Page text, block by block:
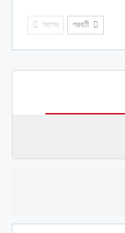
আগের পরবর্তী